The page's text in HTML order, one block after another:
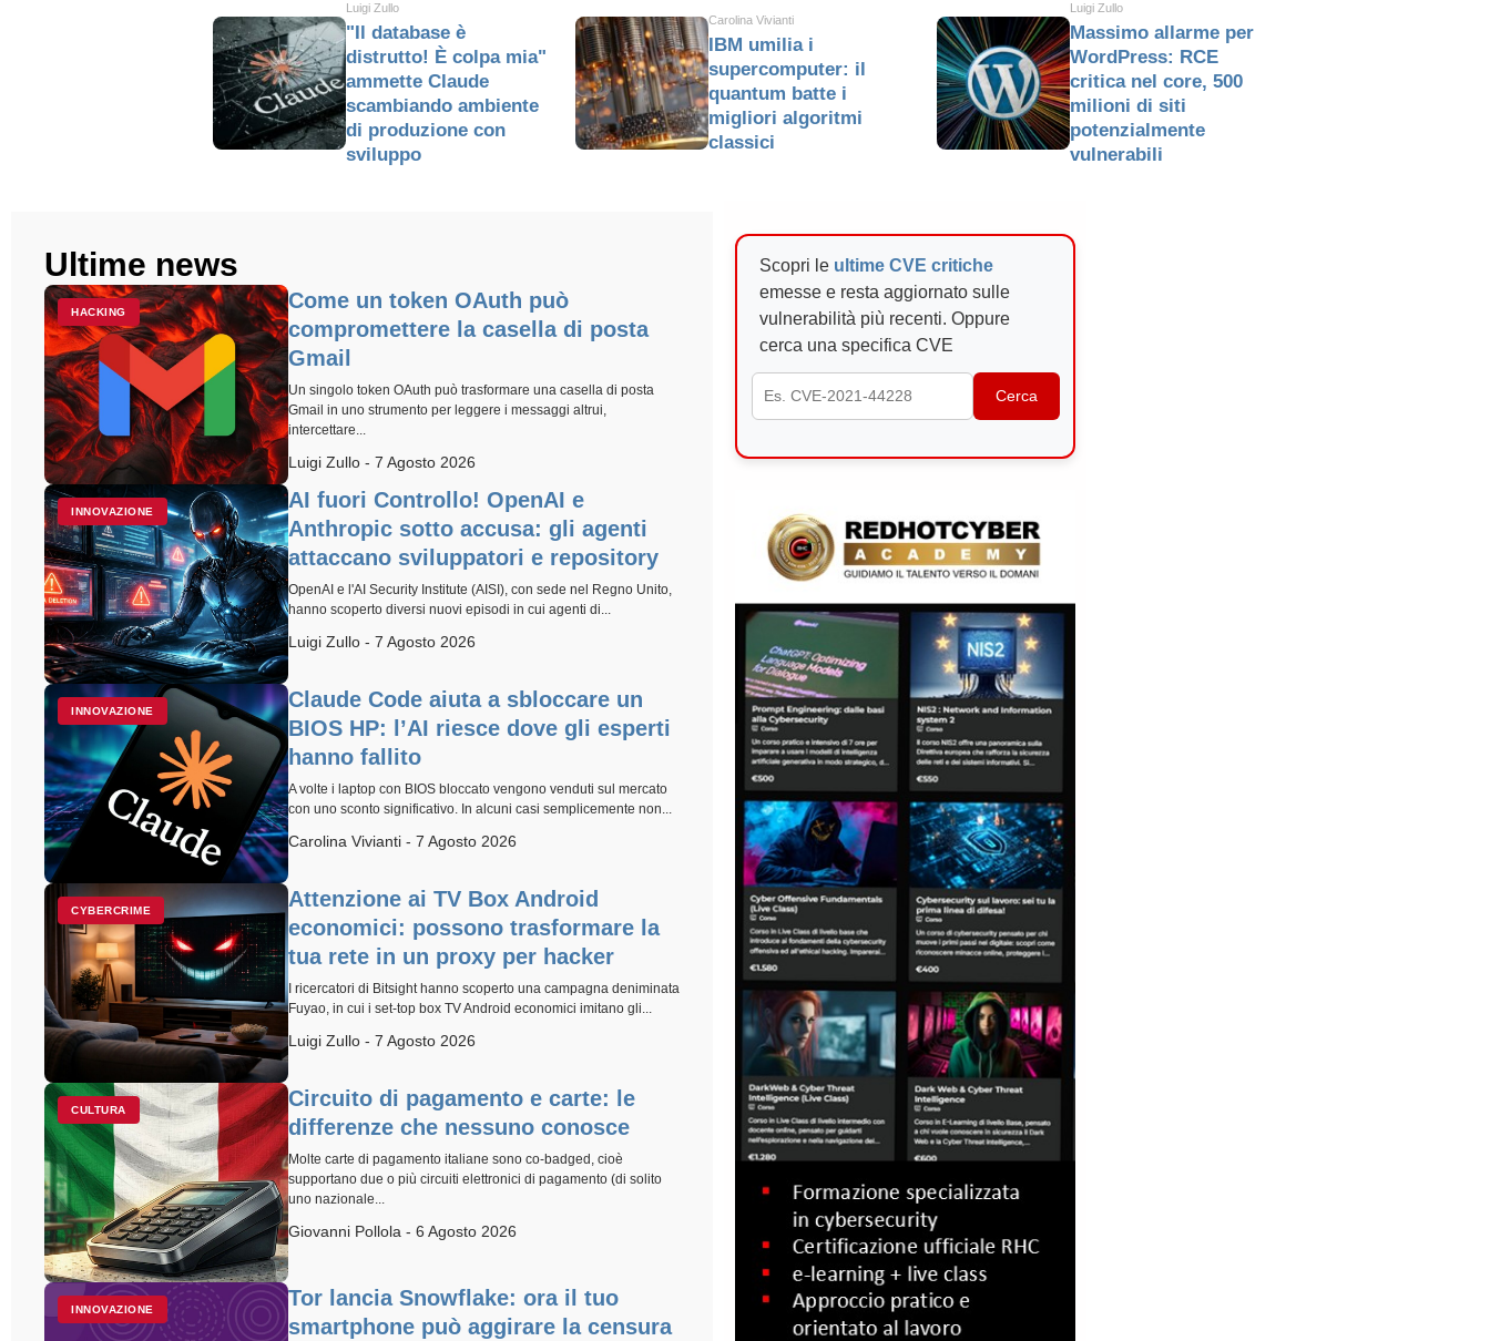
Luigi Zullo
"Il database è
distrutto! È colpa mia"
ammette Claude
scambiando ambiente
di produzione con
sviluppo
Carolina Vivianti
IBM umilia i
supercomputer: il
quantum batte i
migliori algoritmi
classici
Luigi Zullo
Massimo allarme per
WordPress: RCE
critica nel core, 500
milioni di siti
potenzialmente
vulnerabili
Ultime news
HACKING
Come un token OAuth può
compromettere la casella di posta
Gmail
Un singolo token OAuth può trasformare una casella di posta
Gmail in uno strumento per leggere i messaggi altrui,
intercettare...
Luigi Zullo - 7 Agosto 2026
INNOVAZIONE
AI fuori Controllo! OpenAI e
Anthropic sotto accusa: gli agenti
attaccano sviluppatori e repository
OpenAI e l'AI Security Institute (AISI), con sede nel Regno Unito,
hanno scoperto diversi nuovi episodi in cui agenti di...
Luigi Zullo - 7 Agosto 2026
INNOVAZIONE
Claude Code aiuta a sbloccare un
BIOS HP: l’AI riesce dove gli esperti
hanno fallito
A volte i laptop con BIOS bloccato vengono venduti sul mercato
con uno sconto significativo. In alcuni casi semplicemente non...
Carolina Vivianti - 7 Agosto 2026
CYBERCRIME
Attenzione ai TV Box Android
economici: possono trasformare la
tua rete in un proxy per hacker
I ricercatori di Bitsight hanno scoperto una campagna deniminata
Fuyao, in cui i set-top box TV Android economici imitano gli...
Luigi Zullo - 7 Agosto 2026
CULTURA
Circuito di pagamento e carte: le
differenze che nessuno conosce
Molte carte di pagamento italiane sono co-badged, cioè
supportano due o più circuiti elettronici di pagamento (di solito
uno nazionale...
Giovanni Pollola - 6 Agosto 2026
INNOVAZIONE
Tor lancia Snowflake: ora il tuo
smartphone può aggirare la censura
Scopri le ultime CVE critiche
emesse e resta aggiornato sulle
vulnerabilità più recenti. Oppure
cerca una specifica CVE
Cerca